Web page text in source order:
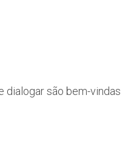
dialogar são bem-vindas